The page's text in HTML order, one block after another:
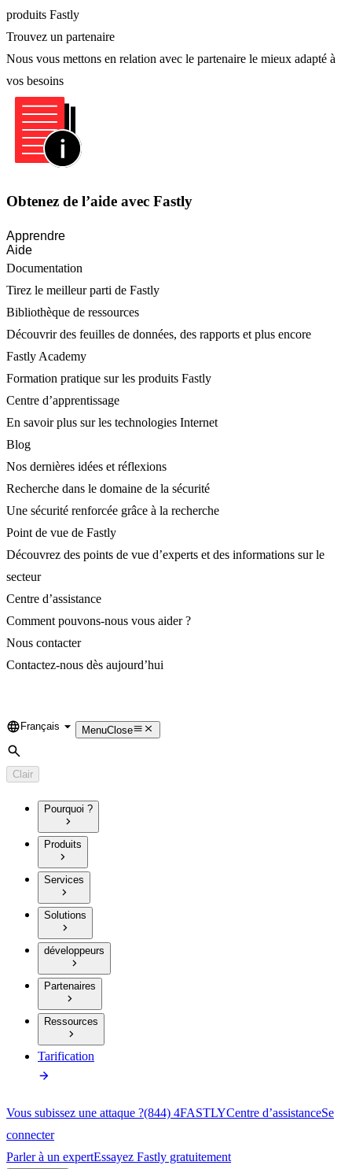
produits Fastly
Trouvez un partenaire
Nous vous mettons en relation avec le partenaire le mieux adapté à
vos besoins
Obtenez de l’aide avec Fastly
Apprendre
Aide
Documentation
Tirez le meilleur parti de Fastly
Bibliothèque de ressources
Découvrir des feuilles de données, des rapports et plus encore
Fastly Academy
Formation pratique sur les produits Fastly
Centre d’apprentissage
En savoir plus sur les technologies Internet
Blog
Nos dernières idées et réflexions
Recherche dans le domaine de la sécurité
Une sécurité renforcée grâce à la recherche
Point de vue de Fastly
Découvrez des points de vue d’experts et des informations sur le
secteur
Centre d’assistance
Comment pouvons-nous vous aider ?
Nous contacter
Contactez-nous dès aujourd’hui
Language
Français MenuClose
Rechercher
Clair
Pourquoi ?
Produits
Services
Solutions
développeurs
Partenaires
Ressources
Tarification
Vous subissez une attaque ?(844) 4FASTLYCentre d’assistanceSe
connecter
Parler à un expertEssayez Fastly gratuitement